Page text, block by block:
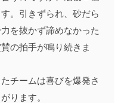
。引きずられ、砂だら
を抜かず諦めなかった
の拍手が鳴り続きま
チームは喜びを爆発さ
ります。